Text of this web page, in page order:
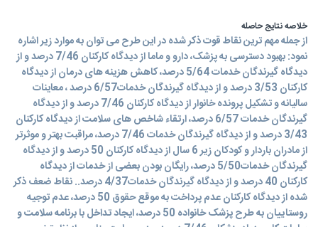
خلاصه نتایج حاصله
از جمله مهم ترین نقاط قوت ذکر شده در این طرح می توان به موارد زیر اشاره
نمود: بهبود دسترسی به پزشک، دارو و ماما از دیدگاه کارکنان 7/46 درصد و از
دیدگاه گیرندگان خدمات 5/64 درصد، کاهش هزینه های درمان از دیدگاه
کارکنان 3/53 درصد و از دیدگاه گیرندگان خدمات6/57 درصد ، معاینات
سالیانه و تشکیل پرونده خانوار از دیدگاه کارکنان 7/46 درصد و از دیدگاه
گیرندگان خدمات 6/57 درصد، ارتقاء شاخص های سلامت از دیدگاه کارکنان
3/43 درصد و از دیدگاه گیرندگان خدمات 7/46 درصد، مراقبت بهتر و موثرتر
از مادران باردار و کودکان زیر 6 سال از دیدگاه کارکنان 50 درصد و از دیدگاه
گیرندگان خدمات5/50 درصد، رایگان بودن بعضی از خدمات از دیدگاه
کارکنان 40 درصد و از دیدگاه گیرندگان خدمات4/37 درصد.. نقاط ضعف ذکر
شده از دیدگاه کارکنان عدم پرداخت به موقع حقوق 50 درصد، عدم توجیه
روستاییان به طرح پزشک خانواده 50 درصد، ایجاد تداخل با برنامه سلامت و